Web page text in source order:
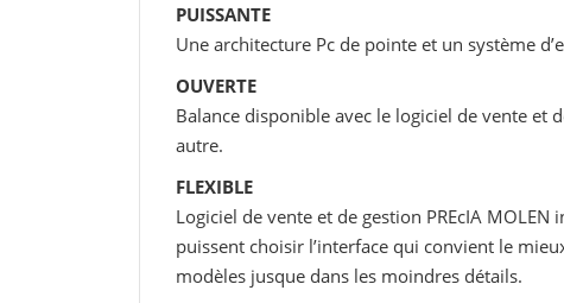
PUISSANTE
Une architecture Pc de pointe et un système
OUVERTE
Balance disponible avec le logiciel de vente et
autre.
FLEXIBLE
Logiciel de vente et de gestion PREcIA
puissent choisir l’interface qui convient le
modèles jusque dans les moindres détails.